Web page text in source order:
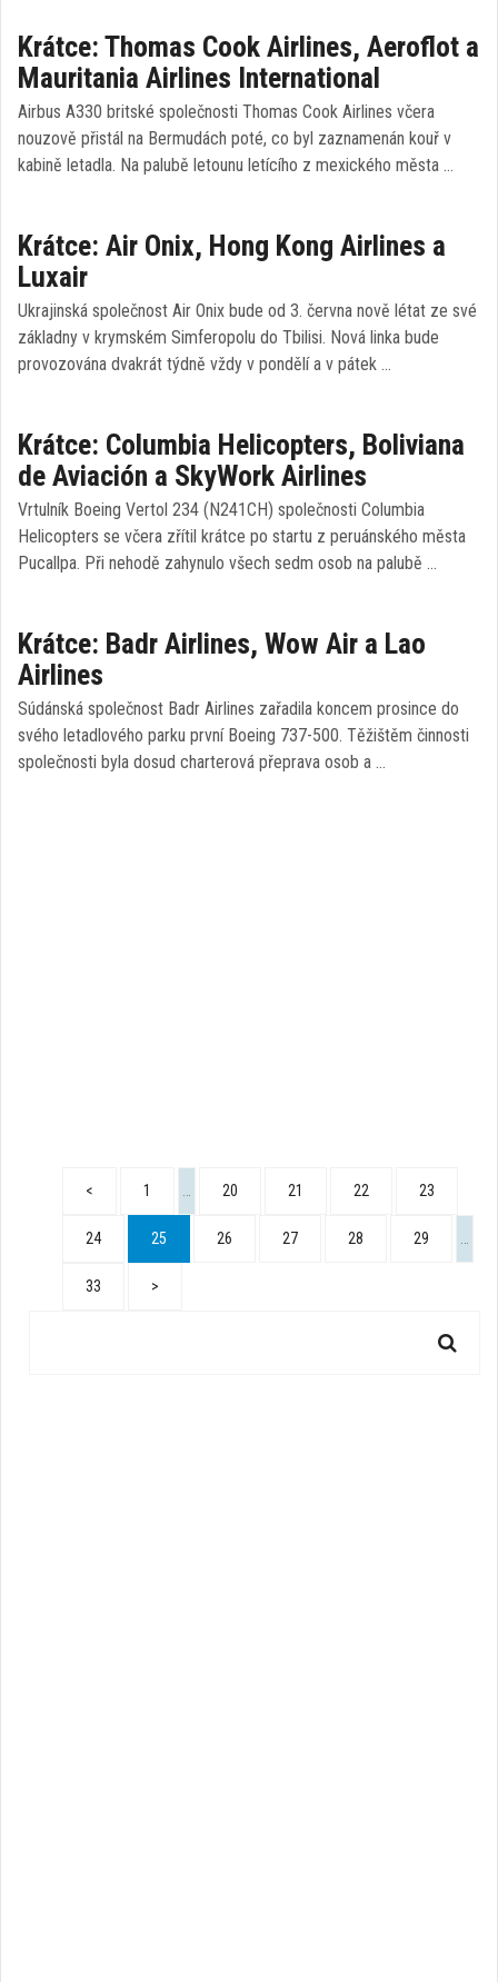
Krátce: Thomas Cook Airlines, Aeroflot a
Mauritania Airlines International
Airbus A330 britské společnosti Thomas Cook Airlines včera
nouzově přistál na Bermudách poté, co byl zaznamenán kouř v
kabině letadla. Na palubě letounu letícího z mexického města …
Krátce: Air Onix, Hong Kong Airlines a
Luxair
Ukrajinská společnost Air Onix bude od 3. června nově létat ze své
základny v krymském Simferopolu do Tbilisi. Nová linka bude
provozována dvakrát týdně vždy v pondělí a v pátek …
Krátce: Columbia Helicopters, Boliviana
de Aviación a SkyWork Airlines
Vrtulník Boeing Vertol 234 (N241CH) společnosti Columbia
Helicopters se včera zřítil krátce po startu z peruánského města
Pucallpa. Při nehodě zahynulo všech sedm osob na palubě …
Krátce: Badr Airlines, Wow Air a Lao
Airlines
Súdánská společnost Badr Airlines zařadila koncem prosince do
svého letadlového parku první Boeing 737-500. Těžištěm činnosti
společnosti byla dosud charterová přeprava osob a …
< 1 20 21 22 23
24 25 26 27 28 29
33 >